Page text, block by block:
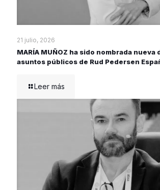
21 julio, 2026
MARÍA MUÑOZ ha sido nombrada nueva
asuntos públicos de Rud Pedersen
Leer más